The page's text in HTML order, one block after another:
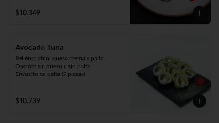
$10.349
Avocado Tuna
Relleno: atún, queso crema y palta.
Opción: sin queso o sin palta.
Envuelto en palta (9 piezas).
$10.739